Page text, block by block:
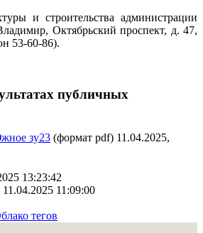
и строительства администрации
Октябрьский проспект, д. 47,
53-60-86).
публичных
зу23 (формат pdf) 11.04.2025,
13:23:42
11:09:00
тегов